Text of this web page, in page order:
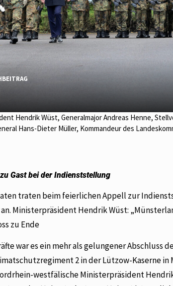
Hendrik Wüst, Generalmajor Andreas Henne,
Hans-Dieter Müller, Kommandeur des
Gast bei der Indienststellung
traten beim feierlichen Appell zur
Ministerpräsident Hendrik Wüst:
zu Ende
war es ein mehr als gelungener Abschluss
2 in der Lützow-Kaserne
westfälische Ministerpräsident